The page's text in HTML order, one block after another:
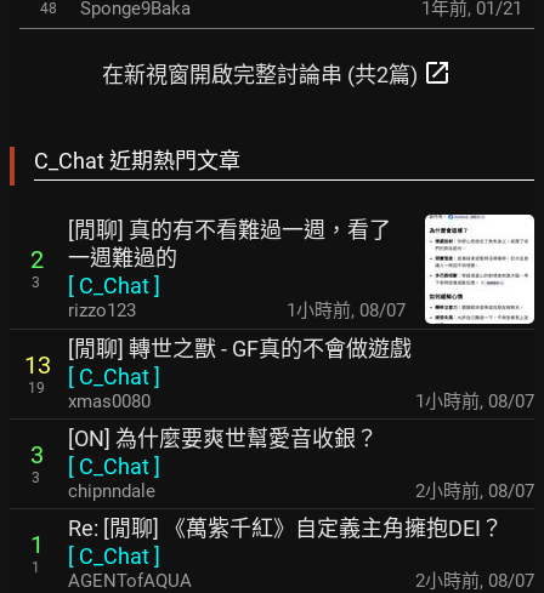
48 Sponge9Baka 1年前, 01/21
在新視窗開啟完整討論串 (共2篇) open_in_new
C_Chat 近期熱門文章
2
3
[閒聊] 真的有不看難過一週，看了
一週難過的
[ C_Chat]
rizzo123 1小時前, 08/07
13
19
[閒聊] 轉世之獸 - GF真的不會做遊戲
[ C_Chat]
xmas0080 1小時前, 08/07
3
3
[ON] 為什麼要爽世幫愛音收銀？
[ C_Chat]
chipnndale 2小時前, 08/07
1
1
Re: [閒聊] 《萬紫千紅》自定義主角擁抱DEI？
[ C_Chat]
AGENTofAQUA 2小時前, 08/07